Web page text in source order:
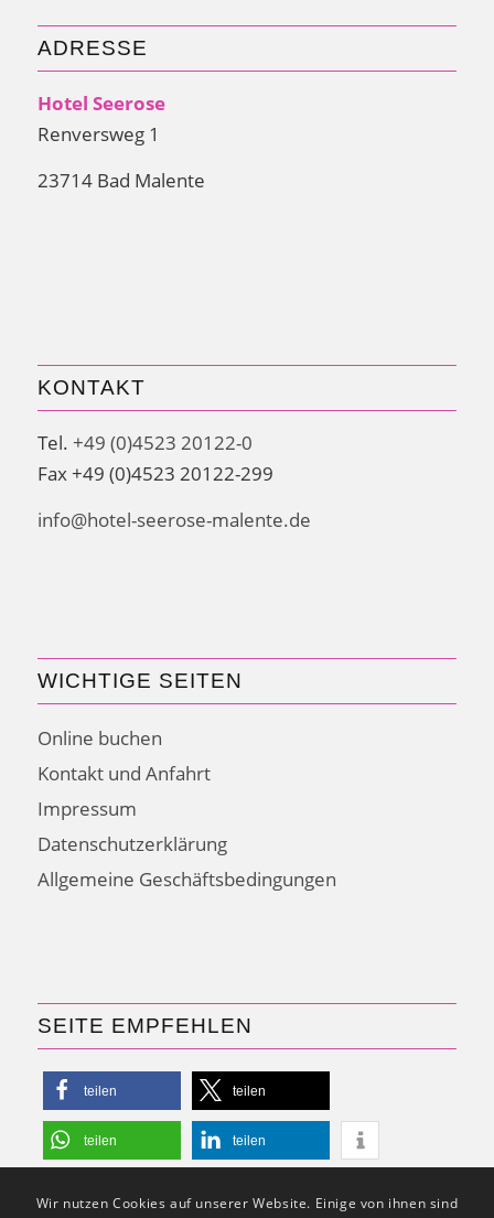
ADRESSE
Hotel Seerose
Renversweg 1
23714 Bad Malente
KONTAKT
Tel. +49 (0)4523 20122-0
Fax +49 (0)4523 20122-299
info@hotel-seerose-malente.de
WICHTIGE SEITEN
Online buchen
Kontakt und Anfahrt
Impressum
Datenschutzerklärung
Allgemeine Geschäftsbedingungen
SEITE EMPFEHLEN
teilen teilen
teilen teilen
Wir nutzen Cookies auf unserer Website. Einige von ihnen sind